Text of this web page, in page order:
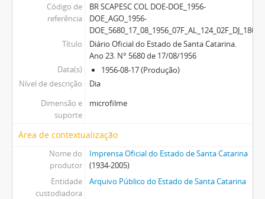
Código de
referência
BR SCAPESC COL DOE-DOE_1956-
DOE_AGO_1956-
Título
Diário Oficial do Estado de Santa Catarina.
Ano 23. N° 5680 de 17/08/1956
Data(s)
1956-08-17 (Produção)
Nível de descrição
Dia
Dimensão e
suporte
microfilme
Área de contextualização
Nome do
produtor
Imprensa Oficial do Estado de Santa Catarina
(1934-2005)
Entidade
custodiadora
Arquivo Público do Estado de Santa Catarina